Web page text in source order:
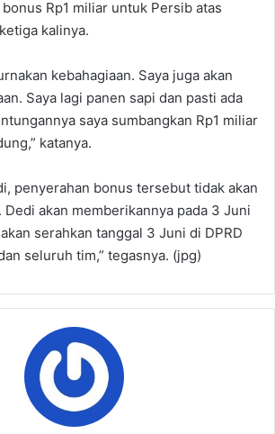
Rp1 miliar untuk Persib atas
kalinya.
kebahagiaan. Saya juga akan
Saya lagi panen sapi dan pasti ada
saya sumbangkan Rp1 miliar
katanya.
penyerahan bonus tersebut tidak akan
Dedi akan memberikannya pada 3 Juni
serahkan tanggal 3 Juni di DPRD
seluruh tim,” tegasnya. (jpg)